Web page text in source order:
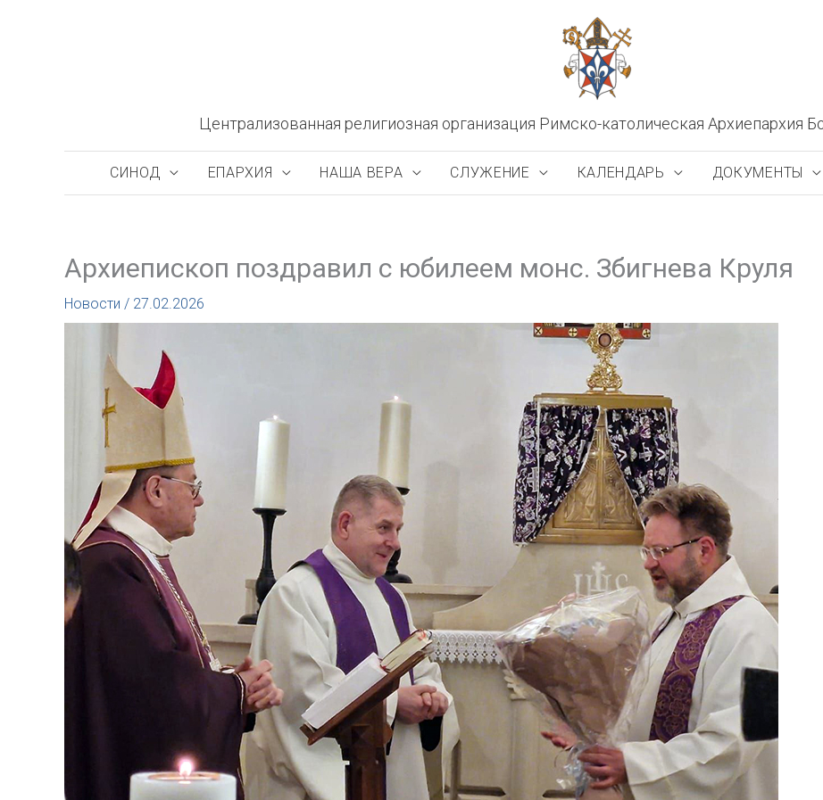
Централизованная религиозная организация Римско-католическая Архиепархия
СИНОД ЕПАРХИЯ НАША ВЕРА СЛУЖЕНИЕ КАЛЕНДАРЬ ДОКУМЕНТЫ
Архиепископ поздравил с юбилеем монс. Збигнева Круля
Новости / 27.02.2026